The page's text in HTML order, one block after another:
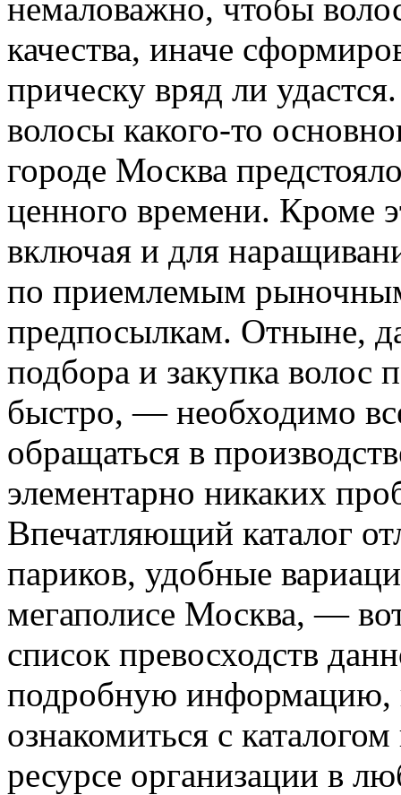
немаловажно, чтобы
качества, иначе
прическу вряд ли
волосы какого-то
городе Москва
ценного времени. Кроме
включая и для
по приемлемым
предпосылкам. Отныне,
подбора и закупка волос
быстро, — необходимо
обращаться в
элементарно никаких
Впечатляющий каталог
париков, удобные
мегаполисе Москва, —
список превосходств
подробную информацию,
ознакомиться с
ресурсе организации в